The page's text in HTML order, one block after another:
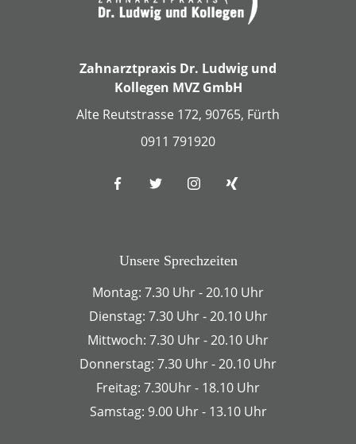
Zahnarztpraxis Dr. Ludwig und
Kollegen MVZ GmbH
Alte Reutstrasse 172, 90765, Fürth
0911 791920
Unsere Sprechzeiten
Montag: 7.30 Uhr - 20.10 Uhr
Dienstag: 7.30 Uhr - 20.10 Uhr
Mittwoch: 7.30 Uhr - 20.10 Uhr
Donnerstag: 7.30 Uhr - 20.10 Uhr
Freitag: 7.30Uhr - 18.10 Uhr
Samstag: 9.00 Uhr - 13.10 Uhr